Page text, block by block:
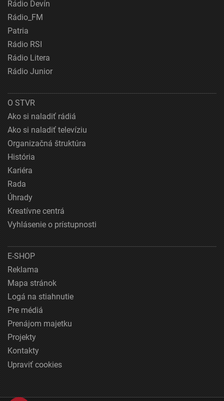
Rádio Devín
Rádio_FM
Patria
Rádio RSI
Rádio Litera
Rádio Junior
O STVR
Ako si naladiť rádiá
Ako si naladiť televíziu
Organizačná štruktúra
História
Kariéra
Rada
Úhrady
Kreatívne centrá
Vyhlásenie o prístupnosti
E-SHOP
Reklama
Mapa stránok
Logá na stiahnutie
Pre médiá
Prenájom majetku
Projekty
Kontakty
Upraviť cookies